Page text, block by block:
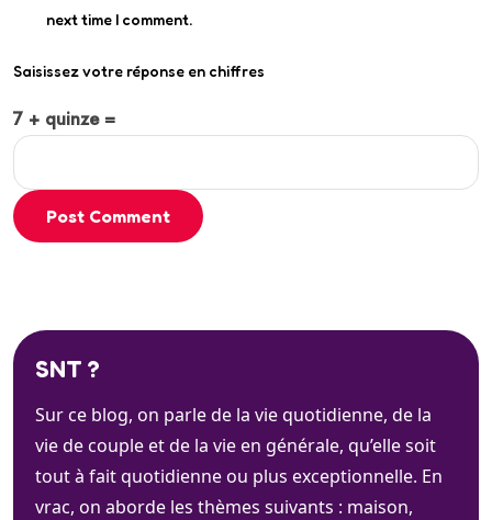
next time I comment.
Saisissez votre réponse en chiffres
7 + quinze =
Post Comment
SNT ?
Sur ce blog, on parle de la vie quotidienne, de la
vie de couple et de la vie en générale, qu’elle soit
tout à fait quotidienne ou plus exceptionnelle. En
vrac, on aborde les thèmes suivants : maison,